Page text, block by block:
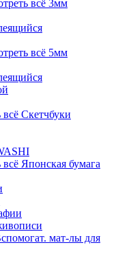
всё 3мм
всё 5мм
Скетчбуки
Японская бумага
мат-лы для